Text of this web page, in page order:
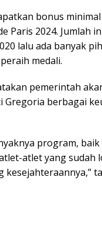
bonus
Paris 2024. Jumlah
lalu ada banyak
medali.
pemerintah
berbagai
program,
atlet yang sudah